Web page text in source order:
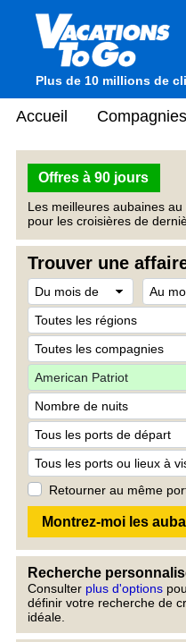
Plus de 10 millions de
Accueil
Offres à 90 jours
Les meilleures aubaines au
pour les croisières de
Trouver une
Retourner au même
Recherche
Consulter plus d'options
définir votre recherche de
idéale.